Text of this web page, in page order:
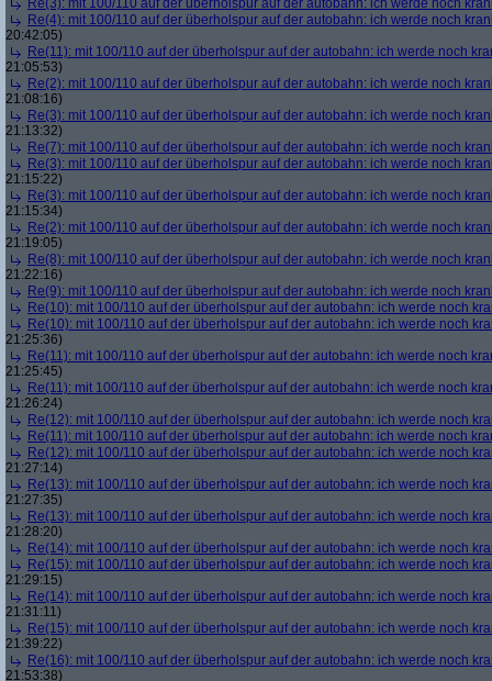
Re(3): mit 100/110 auf der überholspur auf der autobahn: ich werde noch
Re(4): mit 100/110 auf der überholspur auf der autobahn: ich werde noch
20:42:05)
Re(11): mit 100/110 auf der überholspur auf der autobahn: ich werde noch
21:05:53)
Re(2): mit 100/110 auf der überholspur auf der autobahn: ich werde noch
21:08:16)
Re(3): mit 100/110 auf der überholspur auf der autobahn: ich werde noch
21:13:32)
Re(7): mit 100/110 auf der überholspur auf der autobahn: ich werde noch
Re(3): mit 100/110 auf der überholspur auf der autobahn: ich werde noch
21:15:22)
Re(3): mit 100/110 auf der überholspur auf der autobahn: ich werde noch
21:15:34)
Re(2): mit 100/110 auf der überholspur auf der autobahn: ich werde noch
21:19:05)
Re(8): mit 100/110 auf der überholspur auf der autobahn: ich werde noch
21:22:16)
Re(9): mit 100/110 auf der überholspur auf der autobahn: ich werde noch
Re(10): mit 100/110 auf der überholspur auf der autobahn: ich werde noch
Re(10): mit 100/110 auf der überholspur auf der autobahn: ich werde noch
21:25:36)
Re(11): mit 100/110 auf der überholspur auf der autobahn: ich werde noch
21:25:45)
Re(11): mit 100/110 auf der überholspur auf der autobahn: ich werde noch
21:26:24)
Re(12): mit 100/110 auf der überholspur auf der autobahn: ich werde noch
Re(11): mit 100/110 auf der überholspur auf der autobahn: ich werde noch
Re(12): mit 100/110 auf der überholspur auf der autobahn: ich werde noch
21:27:14)
Re(13): mit 100/110 auf der überholspur auf der autobahn: ich werde noch
21:27:35)
Re(13): mit 100/110 auf der überholspur auf der autobahn: ich werde noch
21:28:20)
Re(14): mit 100/110 auf der überholspur auf der autobahn: ich werde noch
Re(15): mit 100/110 auf der überholspur auf der autobahn: ich werde noch
21:29:15)
Re(14): mit 100/110 auf der überholspur auf der autobahn: ich werde noch
21:31:11)
Re(15): mit 100/110 auf der überholspur auf der autobahn: ich werde noch
21:39:22)
Re(16): mit 100/110 auf der überholspur auf der autobahn: ich werde noch
21:53:38)